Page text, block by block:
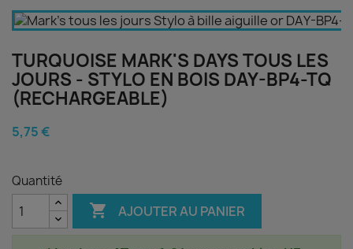
TURQUOISE MARK'S DAYS TOUS LES
JOURS - STYLO EN BOIS DAY-BP4-TQ
(RECHARGEABLE)
5,75 €
Quantité
 AJOUTER AU PANIER